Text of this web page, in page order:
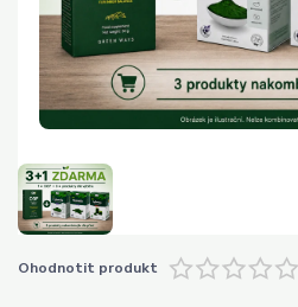
Ohodnotit produkt